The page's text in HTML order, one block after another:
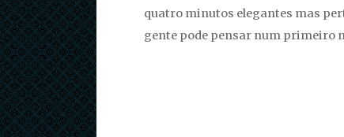
quatro minutos elegantes mas
gente pode pensar num primeiro